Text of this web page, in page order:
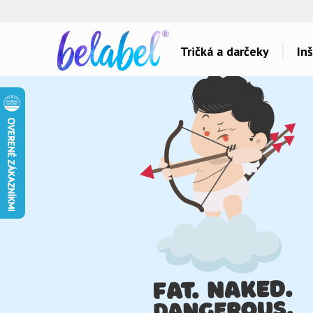
Tričká a darčeky
Dárky pro bráchu
Témy potlačí
Láska
Šport a auta
Hlášky
Detské
Hudba & Film
Humor
Ostatné